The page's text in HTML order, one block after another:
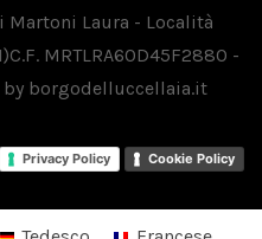
Laura - Località
C.F. MRTLRA60D45F288O -
by borgodelluccellaia.it
Privacy Policy Cookie Policy